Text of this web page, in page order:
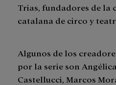
Trias, fundadores de la
catalana de circo y
Algunos de los
por la serie son
Castellucci, Marcos